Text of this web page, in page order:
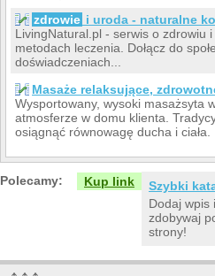
zdrowie i uroda - naturalne
LivingNatural.pl - serwis o zdrowiu
metodach leczenia. Dołącz do
doświadczeniach...
Masaże relaksujące,
Wysportowany, wysoki masażsyta
atmosferze w domu klienta.
osiągnąć równowagę ducha i ciała.
Polecamy: Kup link
Szybki
Dodaj wpis
zdobywaj
strony!